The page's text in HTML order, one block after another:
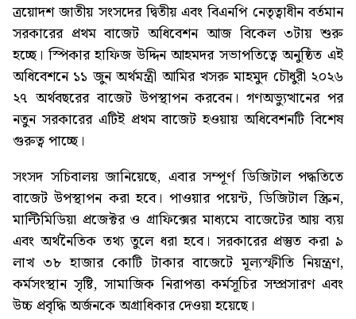
ত্রয়োদশ জাতীয় সংসদের দ্বিতীয় এবং বিএনপি নেতৃত্বাধীন বর্তমান
সরকারের প্রথম বাজেট অধিবেশন আজ বিকেল ৩টায় শুরু
হচ্ছে। স্পিকার হাফিজ উদ্দিন আহমদর সভাপতিত্বে অনুষ্ঠিত এই
অধিবেশনে ১১ জুন অর্থমন্ত্রী আমির খসরু মাহমুদ চৌধুরী ২০২৬
২৭ অর্থবছরের বাজেট উপস্থাপন করবেন। গণঅভ্যুত্থানের পর
নতুন সরকারের এটিই প্রথম বাজেট হওয়ায় অধিবেশনটি বিশেষ
গুরুত্ব পাচ্ছে।
সংসদ সচিবালয় জানিয়েছে, এবার সম্পূর্ণ ডিজিটাল পদ্ধতিতে
বাজেট উপস্থাপন করা হবে। পাওয়ার পয়েন্ট, ডিজিটাল স্ক্রিন,
মাল্টিমিডিয়া প্রজেক্টর ও গ্রাফিক্সের মাধ্যমে বাজেটের আয় ব্যয়
এবং অর্থনৈতিক তথ্য তুলে ধরা হবে। সরকারের প্রস্তুত করা ৯
লাখ ৩৮ হাজার কোটি টাকার বাজেটে মূল্যস্ফীতি নিয়ন্ত্রণ,
কর্মসংস্থান সৃষ্টি, সামাজিক নিরাপত্তা কর্মসূচির সম্প্রসারণ এবং
উচ্চ প্রবৃদ্ধি অর্জনকে অগ্রাধিকার দেওয়া হয়েছে।